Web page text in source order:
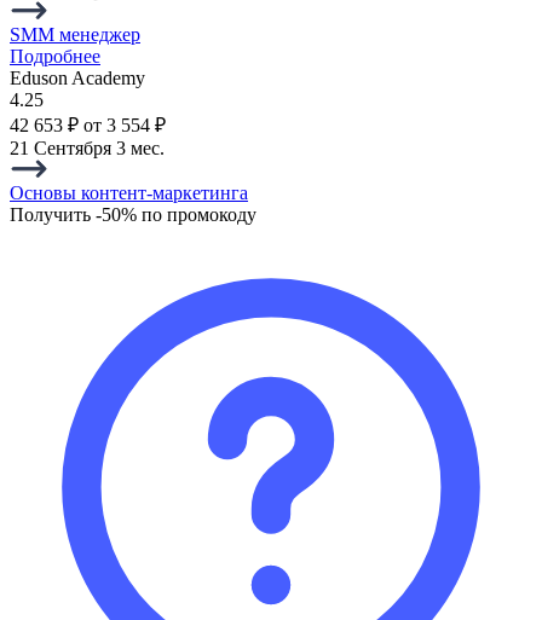
SMM менеджер
Подробнее
Eduson Academy
4.25
42 653 ₽ от 3 554 ₽
21 Сентября 3 мес.
Основы контент-маркетинга
Получить -50% по промокоду